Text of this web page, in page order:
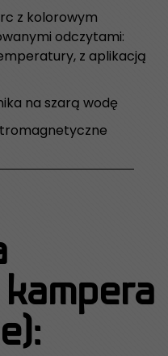
z kolorowym
odczytami:
z aplikacją
na szarą wodę